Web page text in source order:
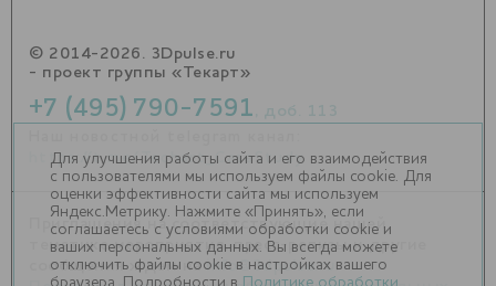
© 2014-2026. 3Dpulse.ru
- проект группы «Текарт»
+7 (495) 790-7591
https://t.me/Techart_CaseStudy
Приглашения на соответствующие нашей
тематике мероприятия, пресс-релизы и другие
сообщения ждем наinfo@3dpulse.ru .
Для улучшения работы сайта и его взаимодействия
с пользователями мы используем файлы cookie. Для
оценки эффективности сайта мы используем
Яндекс.Метрику. Нажмите «Принять», если
соглашаетесь с условиями обработки cookie и
ваших персональных данных. Вы всегда можете
отключить файлы cookie в настройках вашего
браузера. Подробности в
Политике обработки